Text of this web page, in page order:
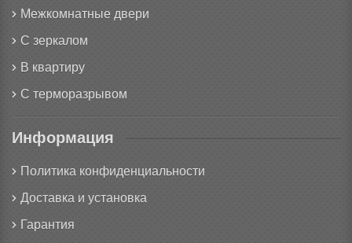
Межкомнатные двери
С зеркалом
В квартиру
С терморазрывом
Информация
Политика конфиденциальности
Доставка и установка
Гарантия